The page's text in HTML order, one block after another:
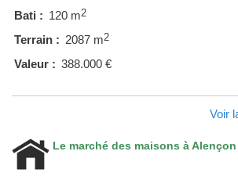
Bati : 120 m2
Terrain : 2087 m2
Valeur : 388.000 €
Voir
Le marché des maisons à Alençon